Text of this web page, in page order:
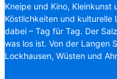
Kneipe und Kino, Kleinkunst
Köstlichkeiten und kulturelle
dabei – Tag für Tag. Der
was los ist. Von der Langen
Lockhausen, Wüsten und